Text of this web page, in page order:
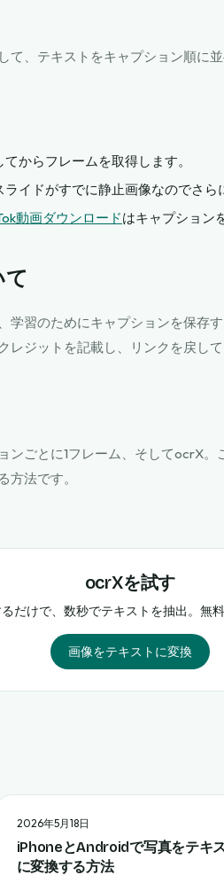
、テキストをキャプション順に並
からフレームを取得します。
イドがすでに静止画像なのでさら
動画ダウンロードはキャプション
学習のためにキャプションを保存
レジットを記載し、リンクを戻して
ンごとに1フレーム、そしてocrX。
方法です。
ocrXを試す
だけで、数秒でテキストを抽出。無
画像をテキストに変換
2026年5月18日
iPhoneとAndroidで写真をテキ
に変換する方法